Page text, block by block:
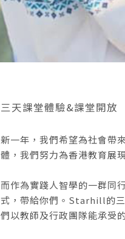
三天課堂體驗&課堂開放
新一年，我們希望為社會帶
體，我們努力為香港教育展
而作為實踐人智學的一群同
式，帶給你們。Starhill的
們以教師及行政團隊能承受